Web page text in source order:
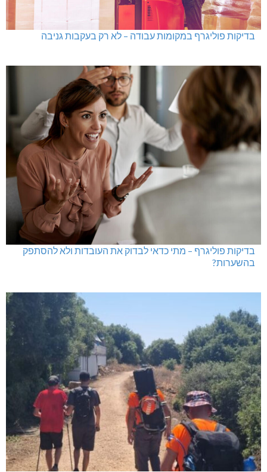
בדיקות פוליגרף במקומות עבודה – לא רק בעקבות גניבה
בדיקות פוליגרף – מתי כדאי לבדוק את העובדות ולא להסתפק
בהשערות?